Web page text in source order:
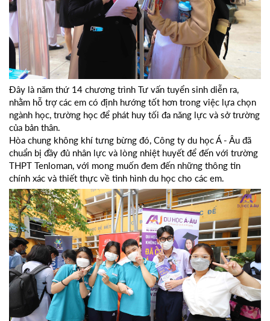
Đây là năm thứ 14 chương trình Tư vấn tuyển sinh diễn ra,
nhằm hỗ trợ các em có định hướng tốt hơn trong việc lựa chọn
ngành học, trường học để phát huy tối đa năng lực và sở trường
của bản thân.
Hòa chung không khí tưng bừng đó, Công ty du học Á - Âu đã
chuẩn bị đầy đủ nhân lực và lòng nhiệt huyết để đến với trường
THPT Tenloman, với mong muốn đem đến những thông tin
chính xác và thiết thực về tình hình du học cho các em.